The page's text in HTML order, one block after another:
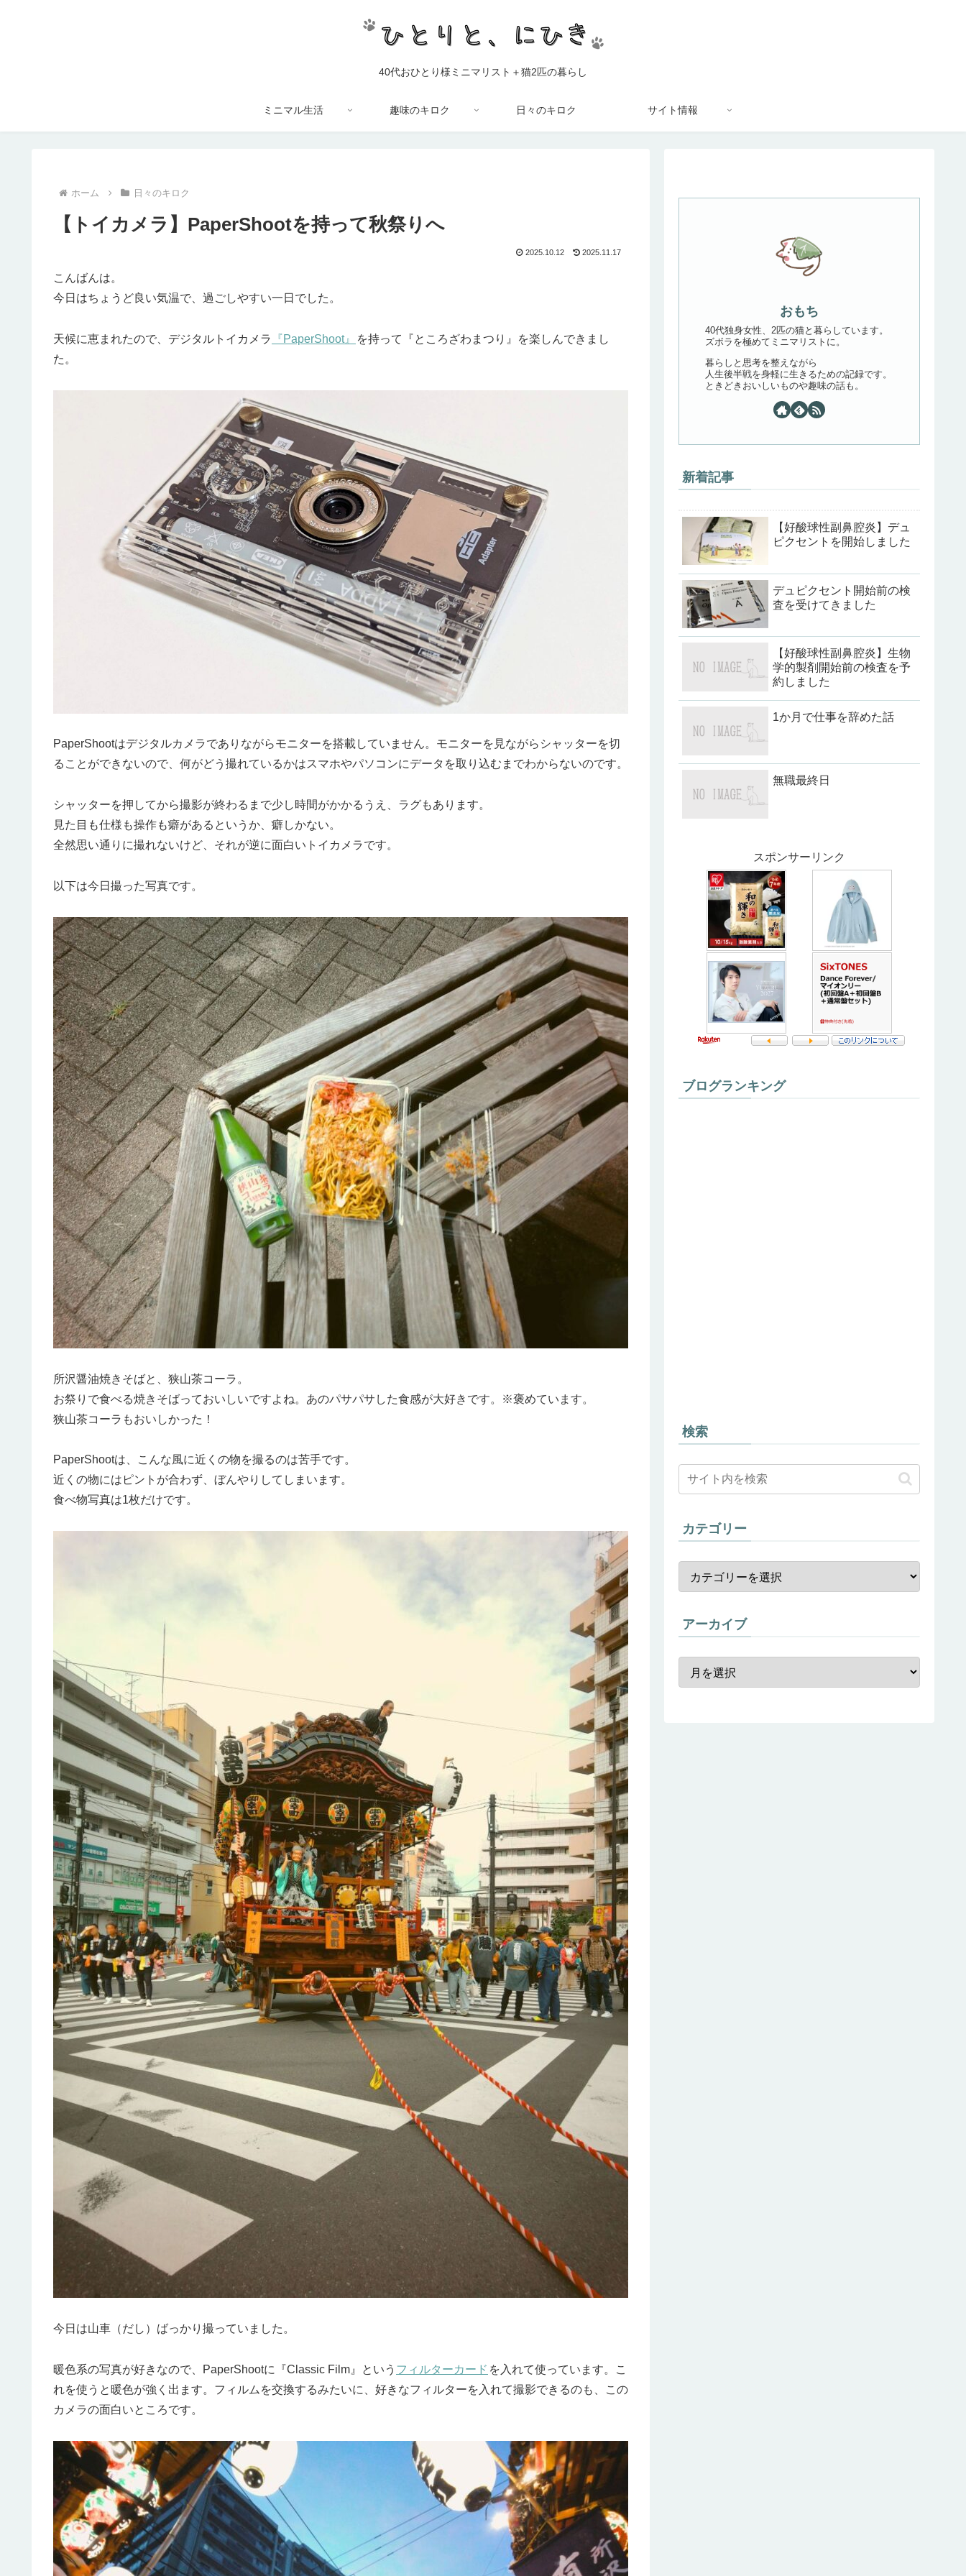
40代おひとり様ミニマリスト＋猫2匹の暮らし
ミニマル生活 趣味のキロク 日々のキロク サイト情報
ホーム 日々のキロク
【トイカメラ】PaperShootを持って秋祭りへ
2025.10.12 2025.11.17
こんばんは。
今日はちょうど良い気温で、過ごしやすい一日でした。
天候に恵まれたので、デジタルトイカメラ 『PaperShoot』
を持って『ところざわまつり』を楽しんできまし
た。
PaperShootはデジタルカメラでありながらモニターを搭載していません。モニターを見ながらシャッターを切
ることができないので、何がどう撮れているかはスマホやパソコンにデータを取り込むまでわからないのです。
シャッターを押してから撮影が終わるまで少し時間がかかるうえ、ラグもあります。
見た目も仕様も操作も癖があるというか、癖しかない。
全然思い通りに撮れないけど、それが逆に面白いトイカメラです。
以下は今日撮った写真です。
所沢醤油焼きそばと、狭山茶コーラ。
お祭りで食べる焼きそばっておいしいですよね。あのパサパサした食感が大好きです。※褒めています。
狭山茶コーラもおいしかった！
PaperShootは、こんな風に近くの物を撮るのは苦手です。
近くの物にはピントが合わず、ぼんやりしてしまいます。
食べ物写真は1枚だけです。
今日は山車（だし）ばっかり撮っていました。
暖色系の写真が好きなので、PaperShootに『Classic Film』という フィルターカード を入れて使っています。こ
れを使うと暖色が強く出ます。フィルムを交換するみたいに、好きなフィルターを入れて撮影できるのも、この
カメラの面白いところです。
おもち
40代独身女性、2匹の猫と暮らしています。
ズボラを極めてミニマリストに。
暮らしと思考を整えながら
人生後半戦を身軽に生きるための記録です。
ときどきおいしいものや趣味の話も。
新着記事
【好酸球性副鼻腔炎】デュ
ピクセントを開始しました
デュピクセント開始前の検
査を受けてきました
【好酸球性副鼻腔炎】生物
学的製剤開始前の検査を予
約しました
1か月で仕事を辞めた話
無職最終日
スポンサーリンク
ブログランキング
検索
カテゴリー
アーカイブ